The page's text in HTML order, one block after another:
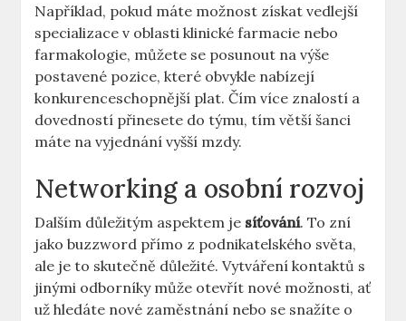
Například, pokud máte možnost získat vedlejší
specializace v oblasti klinické farmacie nebo
farmakologie, můžete se posunout na výše
postavené pozice, které obvykle nabízejí
konkurenceschopnější plat. Čím více znalostí a
dovedností přinesete do týmu, tím větší šanci
máte na vyjednání vyšší mzdy.
Networking a osobní rozvoj
Dalším důležitým aspektem je síťování. To zní
jako buzzword přímo z podnikatelského světa,
ale je to skutečně důležité. Vytváření kontaktů s
jinými odborníky může otevřít nové možnosti, ať
už hledáte nové zaměstnání nebo se snažíte o